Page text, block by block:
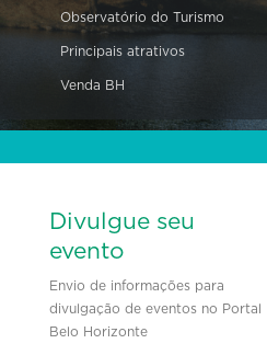
Observatório do Turismo
Principais atrativos
Venda BH
Divulgue seu
evento
Envio de informações para
divulgação de eventos no Portal
Belo Horizonte